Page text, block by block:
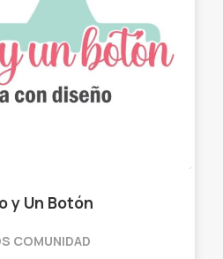
y Un Botón
COMUNIDAD